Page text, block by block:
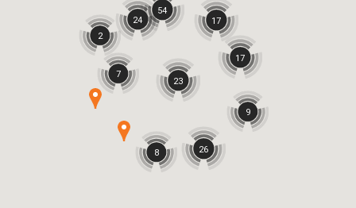
23
17
54
26
7
17
8
24
9
2